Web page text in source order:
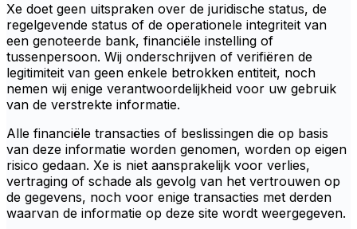
Xe doet geen uitspraken over de juridische status, de
regelgevende status of de operationele integriteit van
een genoteerde bank, financiële instelling of
tussenpersoon. Wij onderschrijven of verifiëren de
legitimiteit van geen enkele betrokken entiteit, noch
nemen wij enige verantwoordelijkheid voor uw gebruik
van de verstrekte informatie.
Alle financiële transacties of beslissingen die op basis
van deze informatie worden genomen, worden op eigen
risico gedaan. Xe is niet aansprakelijk voor verlies,
vertraging of schade als gevolg van het vertrouwen op
de gegevens, noch voor enige transacties met derden
waarvan de informatie op deze site wordt weergegeven.